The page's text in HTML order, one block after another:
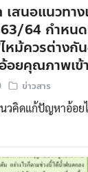
เสนอแนวท
64 กำหน
หม้ควรต่าง
อยคุณภาพเข้
ข่าวสาร
นวคิดแก้ปัญหาอ้อ